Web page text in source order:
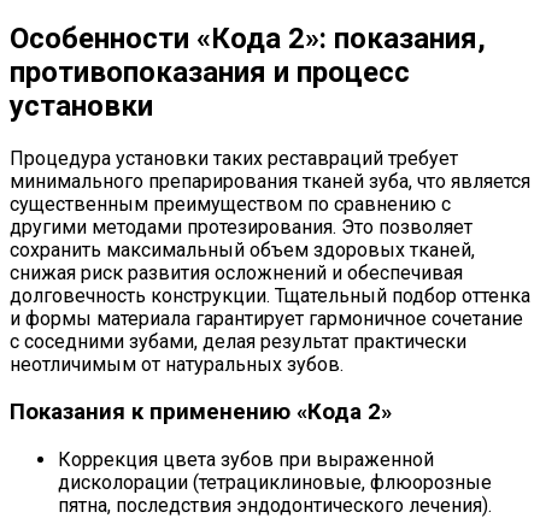
Особенности «Кода 2»: показания,
противопоказания и процесс
установки
Процедура установки таких реставраций требует
минимального препарирования тканей зуба, что является
существенным преимуществом по сравнению с
другими методами протезирования. Это позволяет
сохранить максимальный объем здоровых тканей,
снижая риск развития осложнений и обеспечивая
долговечность конструкции. Тщательный подбор оттенка
и формы материала гарантирует гармоничное сочетание
с соседними зубами, делая результат практически
неотличимым от натуральных зубов.
Показания к применению «Кода 2»
Коррекция цвета зубов при выраженной
дисколорации (тетрациклиновые, флюорозные
пятна, последствия эндодонтического лечения).